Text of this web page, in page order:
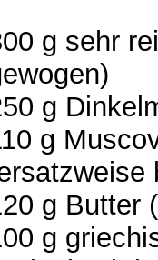
g sehr
g
g
g Butter
g